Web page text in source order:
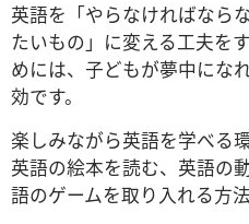
英語を「やらなければなら
たいもの」に変える工夫を
めには、子どもが夢中にな
効です。
楽しみながら英語を学べる
英語の絵本を読む、英語の
語のゲームを取り入れる方法